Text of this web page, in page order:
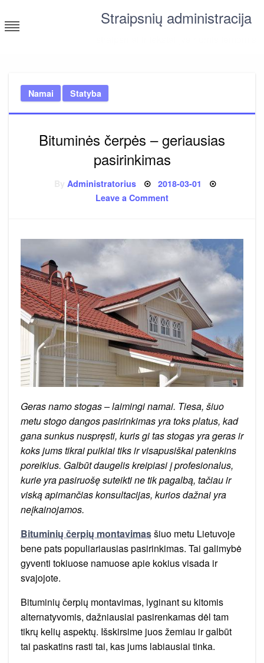
to
content
Straipsnių administracija
Namai Statyba
Bituminės čerpės – geriausias
pasirinkimas
Administratorius Posted
2018-03-01
Leave a Commenton
pasirinkimas
Geras namo stogas – laimingi namai. Tiesa, šiuo
metu stogo dangos pasirinkimas yra toks platus, kad
gana sunkus nuspręsti, kuris gi tas stogas yra geras ir
koks jums tikrai puikiai tiks ir visapusiškai patenkins
poreikius. Galbūt daugelis kreipiasi į profesionalus,
kurie yra pasiruošę suteikti ne tik pagalbą, tačiau ir
viską apimančias konsultacijas, kurios dažnai yra
neįkainojamos.
Bituminių čerpių montavimasšiuo metu Lietuvoje
bene pats populiariausias pasirinkimas. Tai galimybė
gyventi tokiuose namuose apie kokius visada ir
svajojote.
Bituminių čerpių montavimas, lyginant su kitomis
alternatyvomis, dažniausiai pasirenkamas dėl tam
tikrų kelių aspektų. Išskirsime juos žemiau ir galbūt
tai paskatins rasti tai, kas jums labiausiai tinka.